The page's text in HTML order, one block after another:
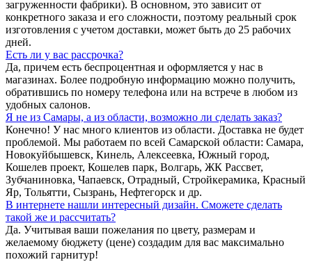
загруженности фабрики). В основном, это зависит от
конкретного заказа и его сложности, поэтому реальный срок
изготовления с учетом доставки, может быть до 25 рабочих
дней.
Есть ли у вас рассрочка?
Да, причем есть беспроцентная и оформляется у нас в
магазинах. Более подробную информацию можно получить,
обратившись по номеру телефона или на встрече в любом из
удобных салонов.
Я не из Самары, а из области, возможно ли сделать заказ?
Конечно! У нас много клиентов из области. Доставка не будет
проблемой. Мы работаем по всей Самарской области: Самара,
Новокуйбышевск, Кинель, Алексеевка, Южный город,
Кошелев проект, Кошелев парк, Волгарь, ЖК Рассвет,
Зубчаниновка, Чапаевск, Отрадный, Стройкерамика, Красный
Яр, Тольятти, Сызрань, Нефтегорск и др.
В интернете нашли интересный дизайн. Сможете сделать
такой же и рассчитать?
Да. Учитывая ваши пожелания по цвету, размерам и
желаемому бюджету (цене) создадим для вас максимально
похожий гарнитур!